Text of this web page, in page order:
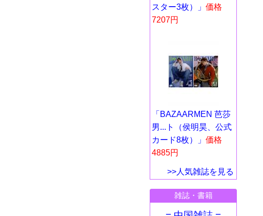
スター3枚）」 価格
7207円
「BAZAARMEN 芭莎
男...ト（侯明昊、公式
カード8枚）」 価格
4885円
>>人気雑誌を見る
雑誌・書籍